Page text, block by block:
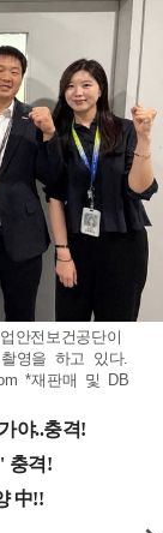
안전보건공단이
영을 하고 있다.
*재판매 및 DB